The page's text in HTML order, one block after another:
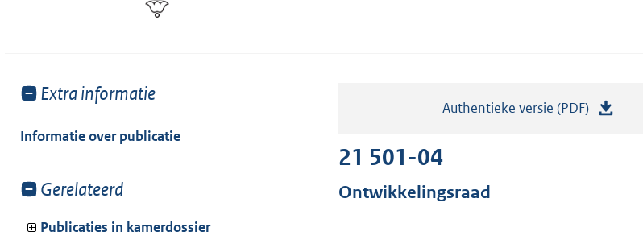
Toon
van:
Extra informatie
Informatie over publicatie
Toon
van:
Gerelateerd
Publicaties in kamerdossier
Authentieke versie (PDF)
21 501-04
Ontwikkelingsraad